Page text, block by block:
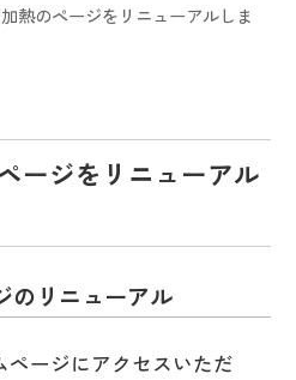
熱のページをリニューアルしま
ージをリニューアル
のリニューアル
ページにアクセスいただ